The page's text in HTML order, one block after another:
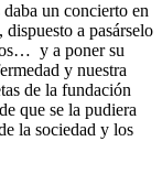
un concierto en
a pasárselo
y a poner su
y nuestra
de la fundación
que se la pudiera
la sociedad y los